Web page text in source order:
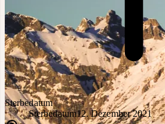
Sterbedatum
Sterbedatum12. Dezember 2021